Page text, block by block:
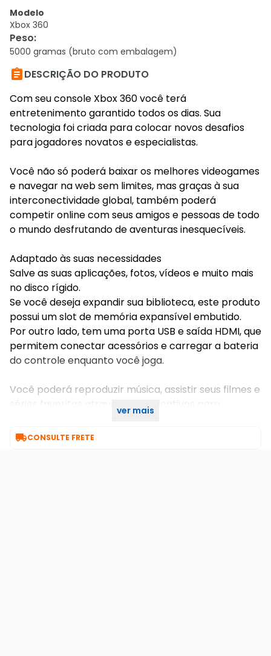
Modelo
Xbox 360
Peso:
5000 gramas (bruto com embalagem)
DESCRIÇÃO DO PRODUTO
Com seu console Xbox 360 você terá
entretenimento garantido todos os dias. Sua
tecnologia foi criada para colocar novos desafios
para jogadores novatos e especialistas.
Você não só poderá baixar os melhores videogames
e navegar na web sem limites, mas graças à sua
interconectividade global, também poderá
competir online com seus amigos e pessoas de todo
o mundo desfrutando de aventuras inesquecíveis.
Adaptado às suas necessidades
Salve as suas aplicações, fotos, vídeos e muito mais
no disco rígido.
Se você deseja expandir sua biblioteca, este produto
possui um slot de memória expansível embutido.
Por outro lado, tem uma porta USB e saída HDMI, que
permitem conectar acessórios e carregar a bateria
do controle enquanto você joga.
Você poderá reproduzir música, assistir seus filmes e
séries favoritos através dos aplicativos para
ver mais
CONSULTE FRETE